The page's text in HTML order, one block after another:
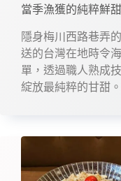
當季漁獲的純粹鮮甜
隱身梅川西路巷弄
送的台灣在地時令
單，透過職人熟成
綻放最純粹的甘甜。